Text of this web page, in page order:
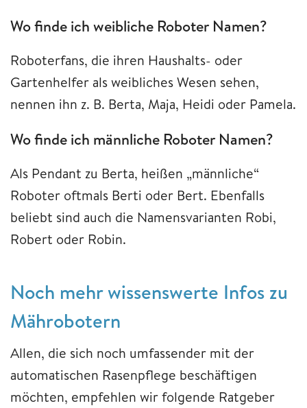
Wo finde ich weibliche Roboter Namen?
Roboterfans, die ihren Haushalts- oder
Gartenhelfer als weibliches Wesen sehen,
nennen ihn z. B. Berta, Maja, Heidi oder Pamela.
Wo finde ich männliche Roboter Namen?
Als Pendant zu Berta, heißen „männliche“
Roboter oftmals Berti oder Bert. Ebenfalls
beliebt sind auch die Namensvarianten Robi,
Robert oder Robin.
Noch mehr wissenswerte Infos zu
Mährobotern
Allen, die sich noch umfassender mit der
automatischen Rasenpflege beschäftigen
möchten, empfehlen wir folgende Ratgeber